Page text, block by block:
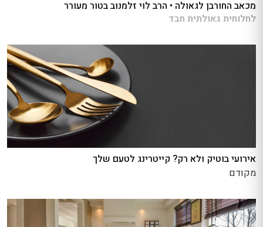
מכאב החורבן לגאולה • הרב לוי זלמנוב בטור מעורר
לחלוחית גאולתית חבד
אירועי בוטיק ולא רק? קייטרינג לטעם שלך
מקודם